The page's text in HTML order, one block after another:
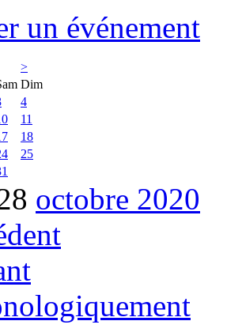
un événement
>
Dim
4
11
18
25
octobre 2020